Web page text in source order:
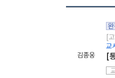
김종웅
[
교
[